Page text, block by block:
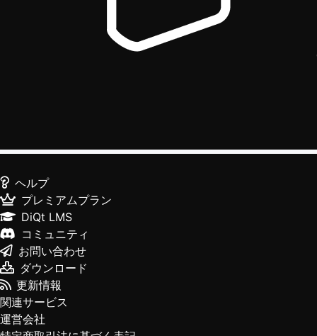
ヘルプ
プレミアムプラン
DiQt LMS
コミュニティ
お問い合わせ
ダウンロード
更新情報
関連サービス
運営会社